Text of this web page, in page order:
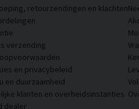
retourzendingen en klachten
verzending
en privacybeleid
en duurzaamheid
klanten en overheidsinstanties
dealer